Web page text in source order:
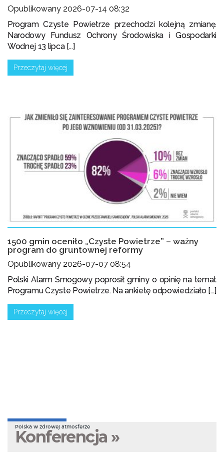
Opublikowany 2026-07-14 08:32
Program Czyste Powietrze przechodzi kolejną zmianę.
Narodowy Fundusz Ochrony Środowiska i Gospodarki
Wodnej 13 lipca [...]
Przeczytaj więcej
1500 gmin oceniło „Czyste Powietrze” – ważny
program do gruntownej reformy
Opublikowany 2026-07-07 08:54
Polski Alarm Smogowy poprosił gminy o opinię na temat
Programu Czyste Powietrze. Na ankietę odpowiedziało [...]
Przeczytaj więcej
Polska w zdrowej atmosferze
Konferencja »